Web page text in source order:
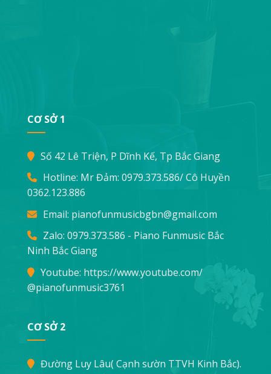
CƠ SỞ 1
Số 42 Lê Triện, P Dĩnh Kế, Tp Bắc Giang
Hotline: Mr Đảm: 0979.373.586/ Cô Huyền
0362.123.886
Email: pianofunmusicbgbn@gmail.com
Zalo: 0979.373.586 - Piano Funmusic Bắc
Ninh Bắc Giang
Youtube: https://www.youtube.com/
@pianofunmusic3761
CƠ SỞ 2
Đường Luy Lâu( Cạnh sườn TTVH Kinh Bắc).